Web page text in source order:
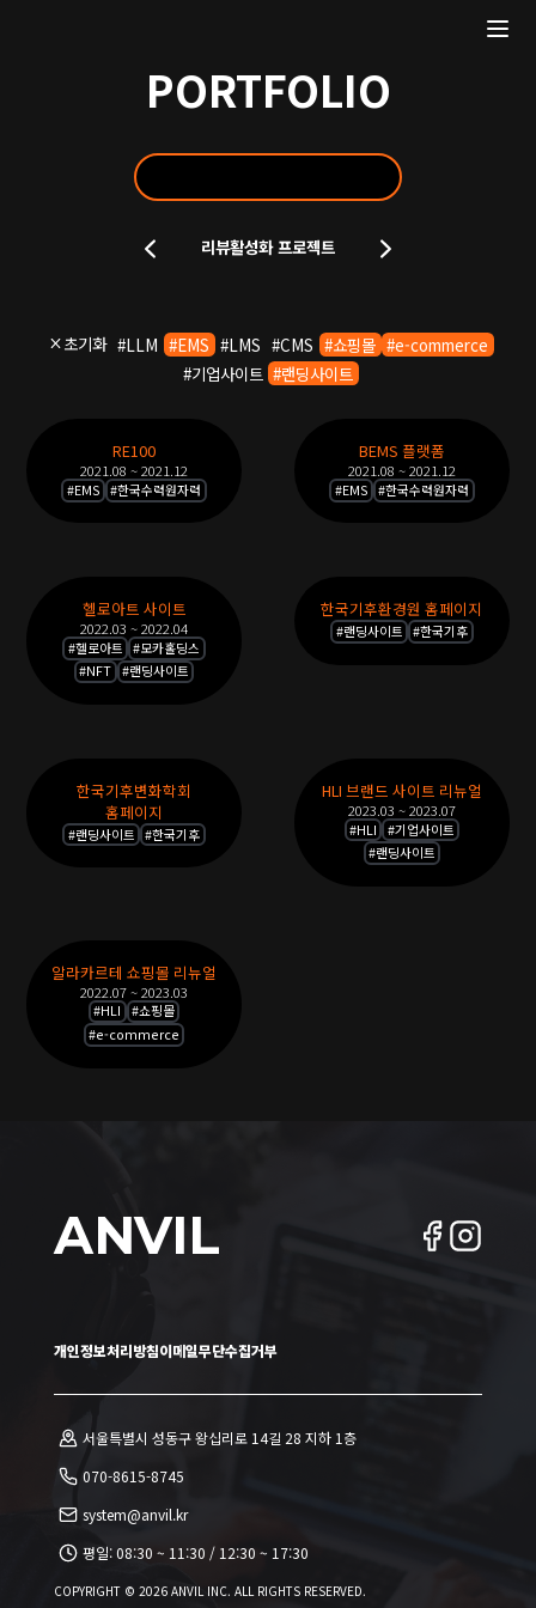
PORTFOLIO
리뷰활성화 프로젝트
초기화 #LLM #EMS #LMS #CMS #쇼핑몰 #e-commerce
#기업사이트 #랜딩사이트
RE100
2021.08 ~ 2021.12
#EMS #한국수력원자력
BEMS 플랫폼
2021.08 ~ 2021.12
#EMS #한국수력원자력
헬로아트 사이트
2022.03 ~ 2022.04
#헬로아트 #모카홀딩스
#NFT #랜딩사이트
한국기후환경원 홈페이지
#랜딩사이트 #한국기후
한국기후변화학회
홈페이지
#랜딩사이트 #한국기후
HLI 브랜드 사이트 리뉴얼
2023.03 ~ 2023.07
#HLI #기업사이트
#랜딩사이트
알라카르테 쇼핑몰 리뉴얼
2022.07 ~ 2023.03
#HLI #쇼핑몰
#e-commerce
ANVIL
개인정보처리방침이메일무단수집거부
서울특별시 성동구 왕십리로 14길 28 지하 1층
070-8615-8745
system@anvil.kr
평일:08:30 ~ 11:30 / 12:30 ~ 17:30
COPYRIGHT © 2026ANVIL INC. ALL RIGHTS RESERVED.